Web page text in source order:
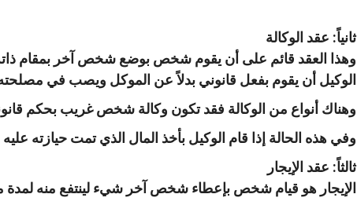
ثانياً: عقد الوكالة
وهذا العقد قائم على أن يقوم شخص بوضع شخص آخر بمقام
الوكيل أن يقوم بفعل قانوني بدلاً عن الموكل ويصب في
وهناك أنواع من الوكالة فقد تكون وكالة شخص غريب بحكم
وفي هذه الحالة إذا قام الوكيل بأخذ المال الذي تمت حيازته
ثالثاً: عقد الإيجار
الإيجار هو قيام شخص بإعطاء شخص آخر شيء لينتفع منه